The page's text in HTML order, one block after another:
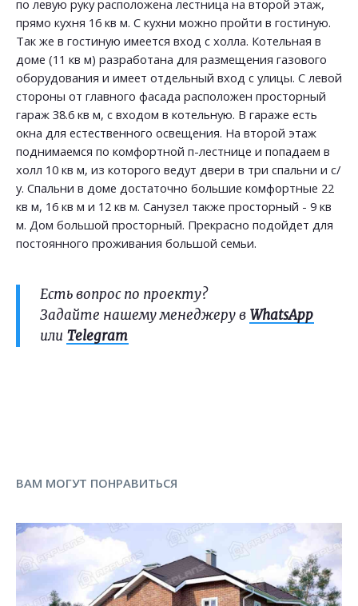
по левую руку расположена лестница на второй этаж,
прямо кухня 16 кв м. С кухни можно пройти в гостиную.
Так же в гостиную имеется вход с холла. Котельная в
доме (11 кв м) разработана для размещения газового
оборудования и имеет отдельный вход с улицы. С левой
стороны от главного фасада расположен просторный
гараж 38.6 кв м, с входом в котельную. В гараже есть
окна для естественного освещения. На второй этаж
поднимаемся по комфортной п-лестнице и попадаем в
холл 10 кв м, из которого ведут двери в три спальни и с/
у. Спальни в доме достаточно большие комфортные 22
кв м, 16 кв м и 12 кв м. Санузел также просторный - 9 кв
м. Дом большой просторный. Прекрасно подойдет для
постоянного проживания большой семьи.
Есть вопрос по проекту?
Задайте нашему менеджеру в WhatsApp
или Telegram
ВАМ МОГУТ ПОНРАВИТЬСЯ